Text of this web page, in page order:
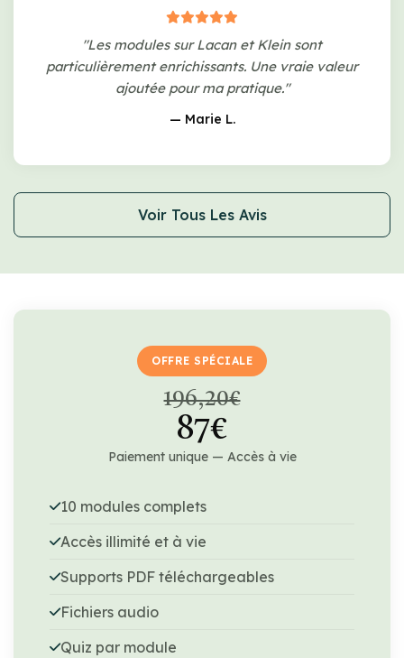
"Les modules sur Lacan et Klein sont
particulièrement enrichissants. Une vraie valeur
ajoutée pour ma pratique."
— Marie L.
Voir Tous Les Avis
OFFRE SPÉCIALE
196,20€
87€
Paiement unique — Accès à vie
10 modules complets
Accès illimité et à vie
Supports PDF téléchargeables
Fichiers audio
Quiz par module